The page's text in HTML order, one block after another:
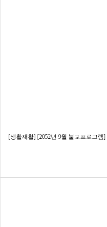
[생활재활] [2052년 9월 불교프로그램]